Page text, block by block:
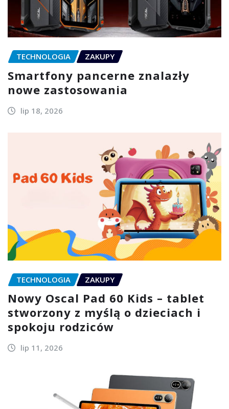
TECHNOLOGIA ZAKUPY
Smartfony pancerne znalazły
nowe zastosowania
lip 18, 2026
TECHNOLOGIA ZAKUPY
Nowy Oscal Pad 60 Kids – tablet
stworzony z myślą o dzieciach i
spokoju rodziców
lip 11, 2026